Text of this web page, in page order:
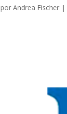
porAndrea Fischer |